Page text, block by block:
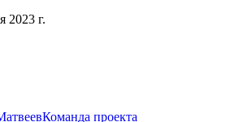
2023 г.
Команда проекта